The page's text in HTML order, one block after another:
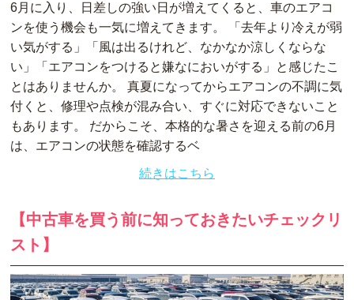
6月に入り、日差しの強い日が増えてくると、車のエアコ
ンを使う機会も一気に増えてきます。 「去年より冷えが弱
い気がする」「風は出るけれど、なかなか涼しくならな
い」「エアコンをつけると嫌なにおいがする」と感じたこ
とはありませんか。 真夏になってからエアコンの不調に気
付くと、修理や点検が混み合い、すぐに対応できないこと
もあります。 だからこそ、本格的な暑さを迎える前の6月
は、エアコンの状態を確認するベ
続きはこちら
【中古車を買う前に知っておきたいチェックリ
スト】